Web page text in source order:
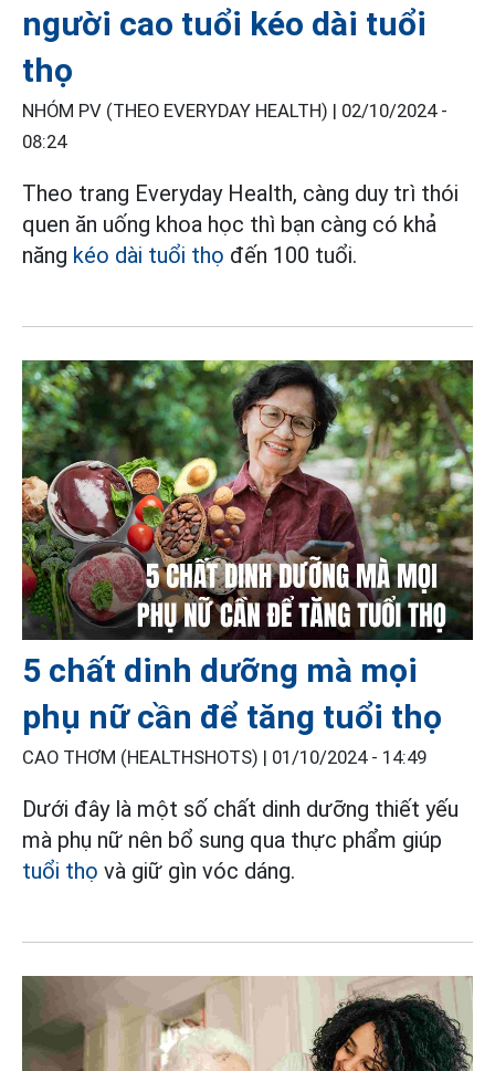
người cao tuổi kéo dài tuổi
thọ
NHÓM PV (THEO EVERYDAY HEALTH) | 02/10/2024 -
08:24
Theo trang Everyday Health, càng duy trì thói
quen ăn uống khoa học thì bạn càng có khả
năng kéo dài tuổi thọ đến 100 tuổi.
5 chất dinh dưỡng mà mọi
phụ nữ cần để tăng tuổi thọ
CAO THƠM (HEALTHSHOTS) | 01/10/2024 - 14:49
Dưới đây là một số chất dinh dưỡng thiết yếu
mà phụ nữ nên bổ sung qua thực phẩm giúp
tuổi thọ và giữ gìn vóc dáng.